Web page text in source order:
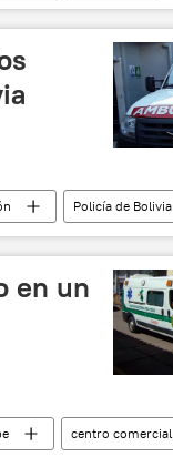
Policía de Bolivia
en un
centro comercial